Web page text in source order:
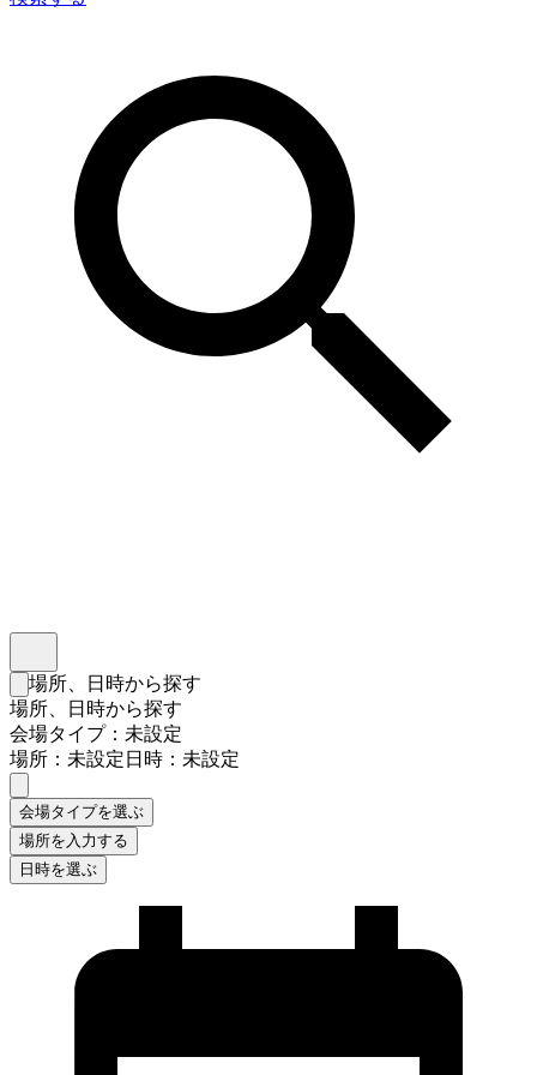
検索フォームを閉じる
場所、日時から探す
場所、日時から探す
会場タイプ：未設定
場所：未設定日時：未設定
会場タイプを選ぶ
場所を入力する
日時を選ぶ